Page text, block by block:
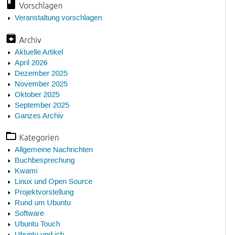
Vorschlagen
Veranstaltung vorschlagen
Archiv
Aktuelle Artikel
April 2026
Dezember 2025
November 2025
Oktober 2025
September 2025
Ganzes Archiv
Kategorien
Allgemeine Nachrichten
Buchbesprechung
Kwami
Linux und Open Source
Projektvorstellung
Rund um Ubuntu
Software
Ubuntu Touch